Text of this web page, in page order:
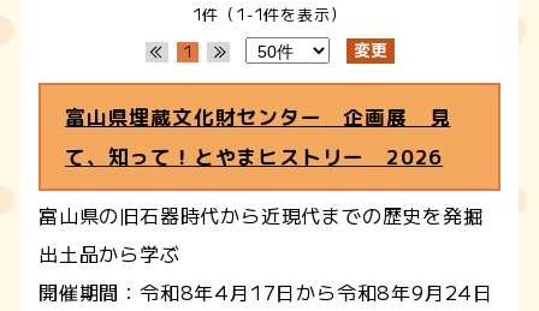
1件（1-1件を表示）
1
富山県埋蔵文化財センター 企画展 見
て、知って！とやまヒストリー 2026
富山県の旧石器時代から近現代までの歴史を発掘
出土品から学ぶ
開催期間：令和8年4月17日から令和8年9月24日